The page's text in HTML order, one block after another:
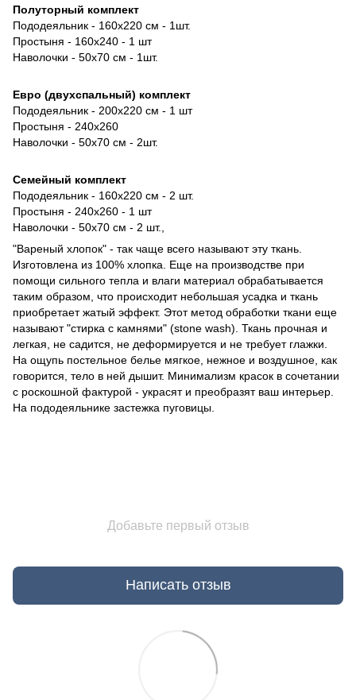
Полуторный комплект
Пододеяльник - 160х220 см - 1шт.
Простыня - 160х240 - 1 шт
Наволочки - 50х70 см - 1шт.
Евро (двухспальный) комплект
Пододеяльник - 200х220 см - 1 шт
Простыня - 240х260
Наволочки - 50х70 см - 2шт.
Семейный комплект
Пододеяльник - 160х220 см - 2 шт.
Простыня - 240х260 - 1 шт
​​Наволочки - 50х70 см - 2 шт.,
"Вареный хлопок" - так чаще всего называют эту ткань.
Изготовлена из 100% хлопка. Еще на производстве при
помощи сильного тепла и влаги материал обрабатывается
таким образом, что происходит небольшая усадка и ткань
приобретает жатый эффект. Этот метод обработки ткани еще
называют "стирка с камнями" (stone wash). Ткань прочная и
легкая, не садится, не деформируется и не требует глажки.
На ощупь постельное белье мягкое, нежное и воздушное, как
говорится, тело в ней дышит. Минимализм красок в сочетании
с роскошной фактурой - украсят и преобразят ваш интерьер.
На пододеяльнике застежка пуговицы.
Добавьте первый отзыв
Написать отзыв